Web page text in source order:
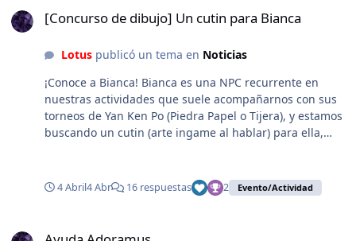
[Concurso de dibujo] Un cutin para Bianca
Lotuspublicó un tema en Noticias
¡Conoce a Bianca! Bianca es una NPC recurrente en
nuestras actividades que suele acompañarnos con sus
torneos de Yan Ken Po (Piedra Papel o Tijera), y estamos
buscando un cutin (arte ingame al hablar) para ella,
Formato: * PNG sin fondo. * Bordes sin suavizado (el
suavizado hace blend con el fondo magenta y genera
600x600. * Deben adjuntarse 4 WiP del proceso creativo.
4 Abril4 Abr 16 respuestas 2 Evento/Actividad